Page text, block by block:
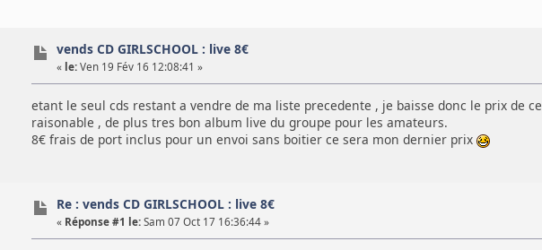
vends CD GIRLSCHOOL : live 8€
« le: Ven 19 Fév 16 12:08:41 »
etant le seul cds restant a vendre de ma liste precedente , je baisse donc le prix de
raisonable , de plus tres bon album live du groupe pour les amateurs.
8€ frais de port inclus pour un envoi sans boitier ce sera mon dernier prix
Re : vends CD GIRLSCHOOL : live 8€
« Réponse #1 le: Sam 07 Oct 17 16:36:44 »